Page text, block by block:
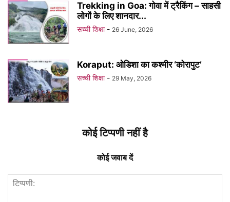
Trekking in Goa: गोवा में ट्रैकिंग – साहसी
लोगों के लिए शानदार...
सच्ची शिक्षा - 26 June, 2026
Koraput: ओडिशा का कश्मीर ‘कोरापुट’
सच्ची शिक्षा - 29 May, 2026
कोई टिप्पणी नहीं है
कोई जवाब दें